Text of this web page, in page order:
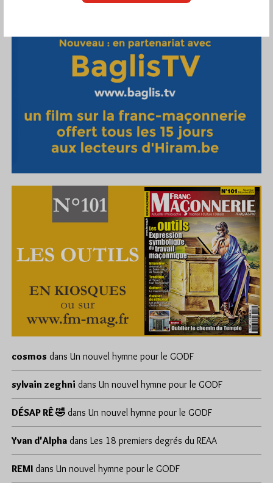
cosmos dans Un nouvel hymne pour le GODF
sylvain zeghni dans Un nouvel hymne pour le GODF
DÉSAP RÊ 🤣 dans Un nouvel hymne pour le GODF
Yvan d'Alpha dans Les 18 premiers degrés du REAA
REMI dans Un nouvel hymne pour le GODF